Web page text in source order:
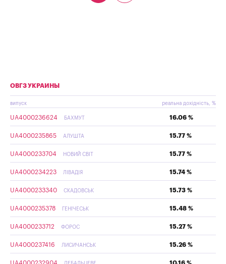
ОВГЗ УКРАИНЫ
випуск реальна дохідність, %
UA4000236624 БАХМУТ 16.06 %
UA4000235865 АЛУШТА 15.77 %
UA4000233704 НОВИЙ СВІТ 15.77 %
UA4000234223 ЛІВАДІЯ 15.74 %
UA4000233340 СКАДОВСЬК 15.73 %
UA4000235378 ГЕНІЧЕСЬК 15.48 %
UA4000233712 ФОРОС 15.27 %
UA4000237416 ЛИСИЧАНСЬК 15.26 %